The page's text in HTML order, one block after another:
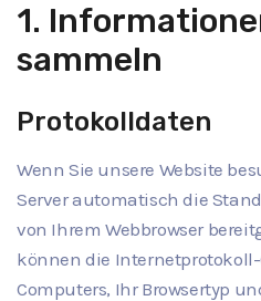
1.
sammeln
Protokolldaten
Wenn Sie unsere Website
Server automatisch die
von Ihrem Webbrowser
können die Internetprotokoll-
Computers, Ihr Browsertyp